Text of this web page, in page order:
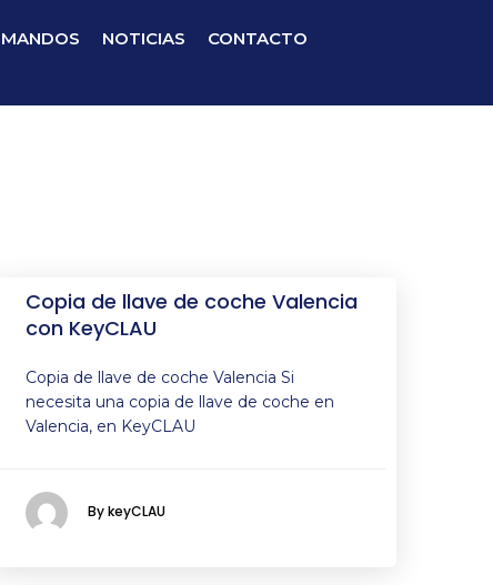
NOTICIAS CONTACTO
Copia de llave de coche Valencia
con KeyCLAU
Copia de llave de coche Valencia Si
necesita una copia de llave de coche en
Valencia, en KeyCLAU
By keyCLAU